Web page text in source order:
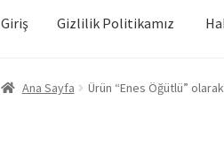
Giriş Gizlilik Politikamız
Giriş Gizlilik Politikamız Hakkımızda
Ana Sayfa Ürün “Enes Öğütlü”